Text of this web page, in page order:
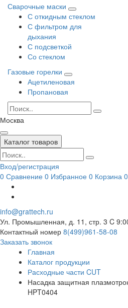
Сварочные маски
С откидным стеклом
С фильтром для
дыхания
С подсветкой
Со стеклом
Газовые горелки
Ацетиленовая
Пропановая
Москва
Каталог товаров
Вход/регистрация
0 Сравнение 0 Избранное 0 Корзина
info@grattech.ru
Ул. Промышленная, д. 11, стр. 3 C
Контактный номер 8(499)961-58-08
Заказать звонок
Главная
Каталог продукции
Расходные части CUT
Насадка защитная
HPT0404